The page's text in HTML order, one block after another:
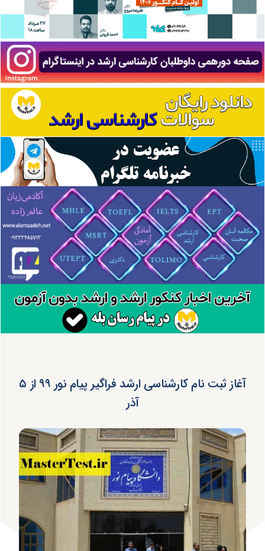
آغاز ثبت نام کارشناسی ارشد فراگیر پیام نور ۹۹ از ۵
آذر